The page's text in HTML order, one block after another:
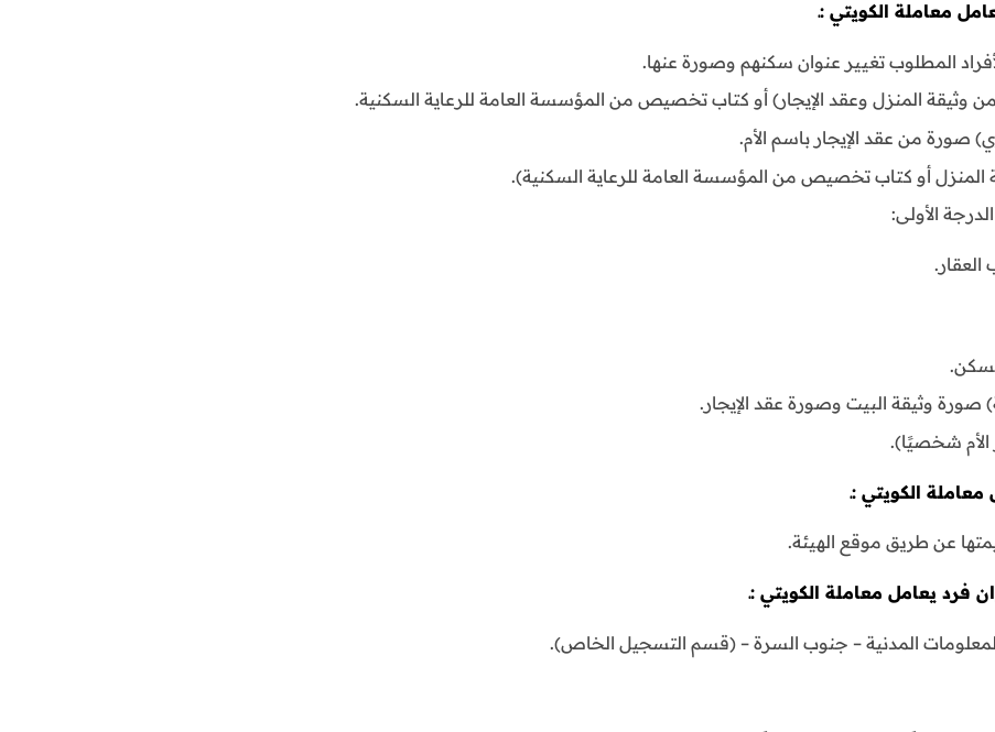
معاملة الكويتي :ـ
المطلوب تغيير عنوان سكنهم وصورة عنها.
وثيقة المنزل وعقد الإيجار) أو كتاب تخصيص من المؤسسة العامة للرعاية السكنية.
صورة من عقد الإيجار باسم الأم.
أو كتاب تخصيص من المؤسسة العامة للرعاية السكنية).
الأولى:
وثيقة البيت وصورة عقد الإيجار.
شخصيًا).
الكويتي :ـ
فرد يعامل معاملة الكويتي :ـ
للمعلومات المدنية – جنوب السرة – (قسم التسجيل الخاص).